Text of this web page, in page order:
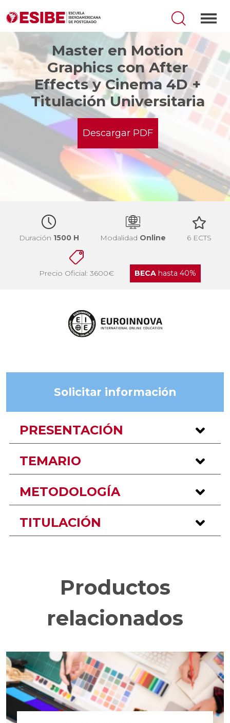
Master en Motion
Graphics con After
Effects y Cinema 4D +
Titulación Universitaria
Descargar PDF
Duración 1500 H Modalidad Online 6 ECTS
Precio Oficial: 3600€ BECAhasta 40%
Solicitar información
PRESENTACIÓN
TEMARIO
METODOLOGÍA
TITULACIÓN
Productos
relacionados